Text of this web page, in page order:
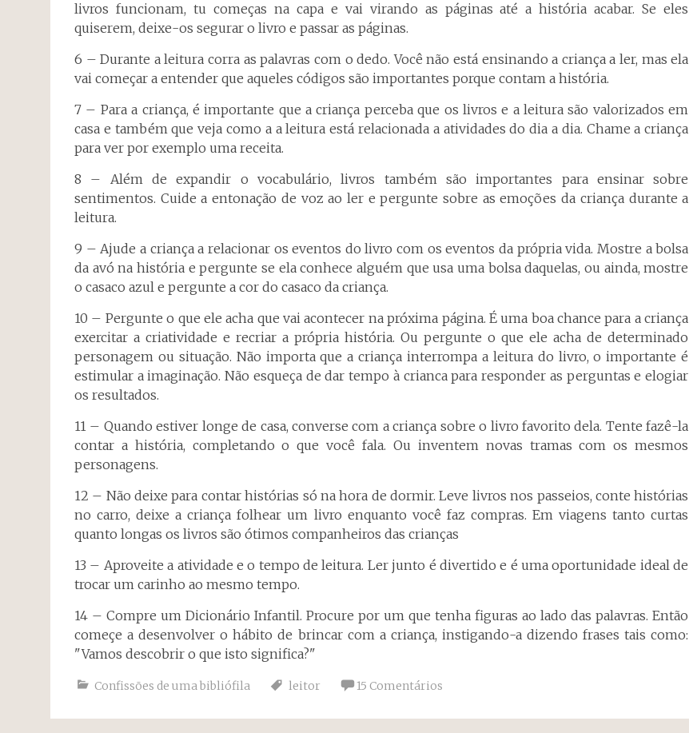
livros funcionam, tu começas na capa e vai virando as páginas até a história acabar. Se eles
quiserem, deixe-os segurar o livro e passar as páginas.
6 – Durante a leitura corra as palavras com o dedo. Você não está ensinando a criança a ler, mas ela
vai começar a entender que aqueles códigos são importantes porque contam a história.
7 – Para a criança, é importante que a criança perceba que os livros e a leitura são valorizados em
casa e também que veja como a a leitura está relacionada a atividades do dia a dia. Chame a criança
para ver por exemplo uma receita.
8 – Além de expandir o vocabulário, livros também são importantes para ensinar sobre
sentimentos. Cuide a entonação de voz ao ler e pergunte sobre as emoções da criança durante a
leitura.
9 – Ajude a criança a relacionar os eventos do livro com os eventos da própria vida. Mostre a bolsa
da avó na história e pergunte se ela conhece alguém que usa uma bolsa daquelas, ou ainda, mostre
o casaco azul e pergunte a cor do casaco da criança.
10 – Pergunte o que ele acha que vai acontecer na próxima página. É uma boa chance para a criança
exercitar a criatividade e recriar a própria história. Ou pergunte o que ele acha de determinado
personagem ou situação. Não importa que a criança interrompa a leitura do livro, o importante é
estimular a imaginação. Não esqueça de dar tempo à crianca para responder as perguntas e elogiar
os resultados.
11 – Quando estiver longe de casa, converse com a criança sobre o livro favorito dela. Tente fazê-la
contar a história, completando o que você fala. Ou inventem novas tramas com os mesmos
personagens.
12 – Não deixe para contar histórias só na hora de dormir. Leve livros nos passeios, conte histórias
no carro, deixe a criança folhear um livro enquanto você faz compras. Em viagens tanto curtas
quanto longas os livros são ótimos companheiros das crianças
13 – Aproveite a atividade e o tempo de leitura. Ler junto é divertido e é uma oportunidade ideal de
trocar um carinho ao mesmo tempo.
14 – Compre um Dicionário Infantil. Procure por um que tenha figuras ao lado das palavras. Então
começe a desenvolver o hábito de brincar com a criança, instigando-a dizendo frases tais como:
"Vamos descobrir o que isto significa?"
Confissões de uma bibliófila leitor 15 Comentários